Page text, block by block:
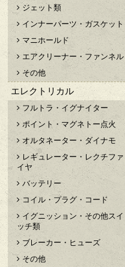
ジェット類
インナーパーツ・ガスケット
マニホールド
エアクリーナー・ファンネル
その他
エレクトリカル
フルトラ・イグナイター
ポイント・マグネトー点火
オルタネーター・ダイナモ
レギュレーター・レクチファ
イヤ
バッテリー
コイル・プラグ・コード
イグニッション・その他スイ
ッチ類
ブレーカー・ヒューズ
その他